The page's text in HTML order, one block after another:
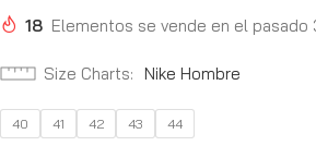
18 Elementos se vende en el pasado
Size Charts Nike Hombre
40 41 42 43 44